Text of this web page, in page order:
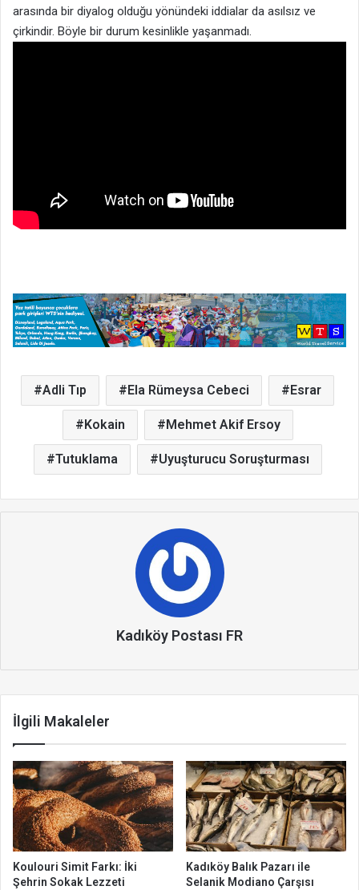
arasında bir diyalog olduğu yönündeki iddialar da asılsız ve
çirkindir. Böyle bir durum kesinlikle yaşanmadı.
Adli Tıp Ela Rümeysa Cebeci Esrar
Kokain Mehmet Akif Ersoy
Tutuklama Uyuşturucu Soruşturması
Kadıköy Postası FR
İlgili Makaleler
Koulouri Simit Farkı: İki
Şehrin Sokak Lezzeti
Kadıköy Balık Pazarı ile
Selanik Modiano Çarşısı